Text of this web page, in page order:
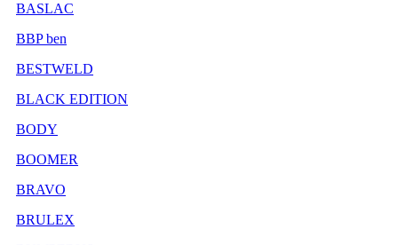
BASLAC
BBP ben
BESTWELD
BLACK EDITION
BODY
BOOMER
BRAVO
BRULEX